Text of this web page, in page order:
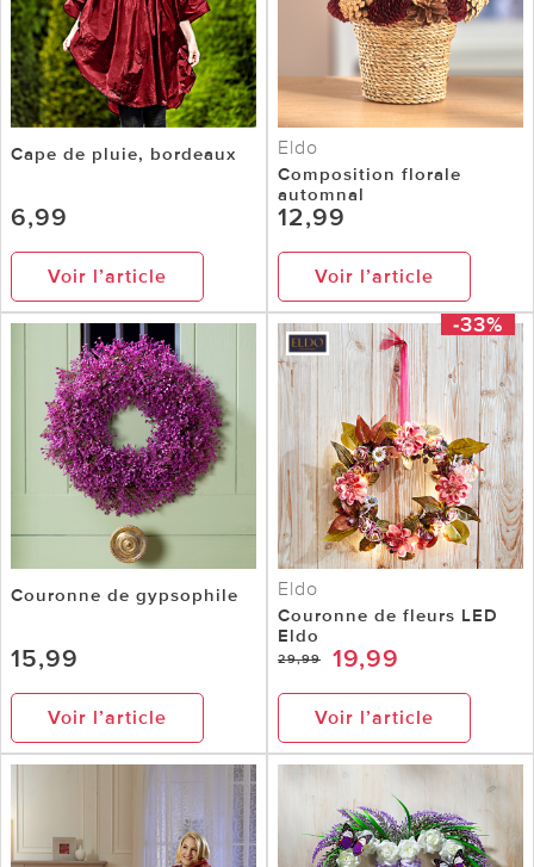
Cape de pluie, bordeaux
6,99
Voir l’article
Eldo
Composition florale
automnal
12,99
Voir l’article
Couronne de gypsophile
15,99
Voir l’article
-33%
Eldo
Couronne de fleurs LED
Eldo
29,99 19,99
Voir l’article